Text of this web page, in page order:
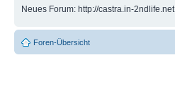
Neues Forum: http://castra.in-2ndlife.net
Foren-Übersicht